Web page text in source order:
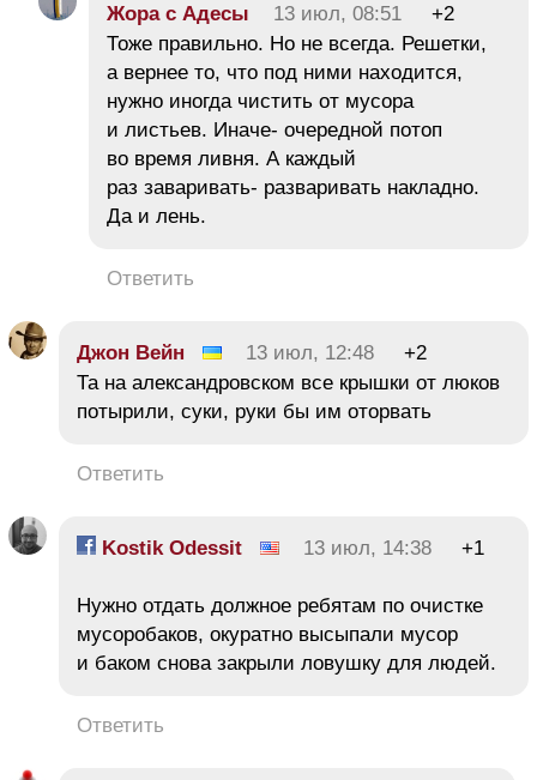
Жора с Адесы 13 июл, 08:51
+2
Тоже правильно. Но не всегда. Решетки,
а вернее то, что под ними находится,
нужно иногда чистить от мусора
и листьев. Иначе- очередной потоп
во время ливня. А каждый
раз заваривать- разваривать накладно.
Да и лень.
Ответить
Джон Вейн 13 июл, 12:48
+2
Та на александровском все крышки от люков
потырили, суки, руки бы им оторвать
Ответить
Kostik Odessit 13 июл, 14:38 +1
Нужно отдать должное ребятам по очистке
мусоробаков, окуратно высыпали мусор
и баком снова закрыли ловушку для людей.
Ответить